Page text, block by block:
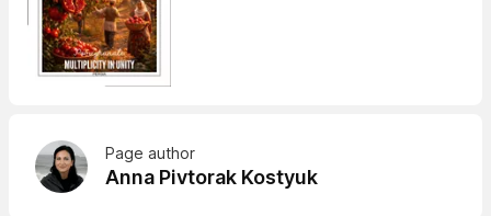
Page author
Anna Pivtorak Kostyuk